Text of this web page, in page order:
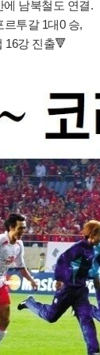
남북철도 연결.
투갈 1대0 승,
16강 진출🔻